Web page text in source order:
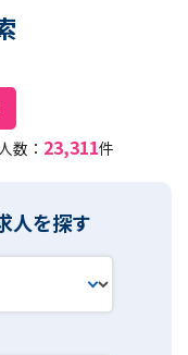
数： 23,311件
人を探す